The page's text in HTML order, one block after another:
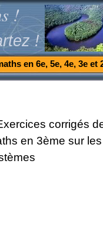
!
!
en 6e, 5e, 4e, 3e et